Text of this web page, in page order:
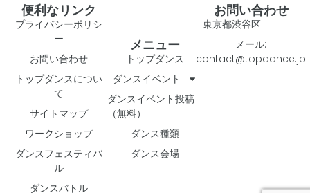
便利なリンク
プライバシーポリシ
ー
お問い合わせ
トップダンスについ
て
サイトマップ
ワークショップ
ダンスフェスティバ
ル
ダンスバトル
メニュー
トップダンス
ダンスイベント
ダンスイベント投稿
（無料）
ダンス種類
ダンス会場
お問い合わせ
東京都渋谷区
メール:
contact@topdance.jp